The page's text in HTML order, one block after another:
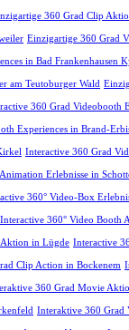
360 Grad Clip
Einzigartige 360 Grad
in Bad Frankenhausen
am Teutoburger Wald
360 Grad Videobooth
Experiences in Brand-
Interactive 360 Grad
Erlebnisse in
360° Video-Box
Interactive 360° Video Booth
Aktion in Lügde Interactive
Clip Action in Bockenem
360 Grad Movie
Interaktive 360 Grad